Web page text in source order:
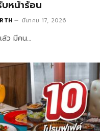
หน้าร้อน
มีนาคม 17, 2026
ล้ว มีคน…